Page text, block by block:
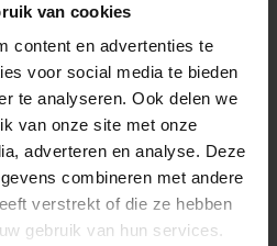
van cookies
content en advertenties te
voor social media te bieden
te analyseren. Ook delen we
van onze site met onze
adverteren en analyse. Deze
combineren met andere
verstrekt of die ze hebben
gebruik van hun services.
worden gemaakt.
van het traject was het
rol binnen het bedrijf.
beter te verdelen, werd
uit de dagelijkse operatie.
ruimte om te doen waar hij
het coachen en
op locatie.